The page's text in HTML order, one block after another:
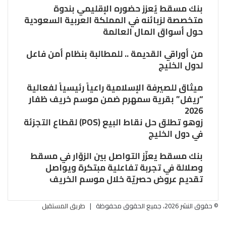
بنك مسقط يُعزز حضوره الإقليمي بندوة
متخصصة لزبائنه في المملكة العربية السعودية
حول أسواق المال العالمة
من أوراقي القديمة .. للمطالبة بنظام أمن فاعل
لدول الخليج
ميثاق للصيرفة الإسلامية راعياً رئيسياً لفعالية
“ريفل” بقرية سمهرم ضمن موسم خريف ظفار
2026
زوهو تطلق حل نقاط البيع (POS) لقطاع التجزئة
في دول الخليج
بنك مسقط يعزّز التواصل بين الزوّار في مسقط
وصلالة في تجربة تفاعلية مبتكرة ويواصل
تقديم عروض حصريّة خلال موسم الخريف
© حقوق النشر 2026، جميع الحقوق محفوظة |
طريق المستقبل